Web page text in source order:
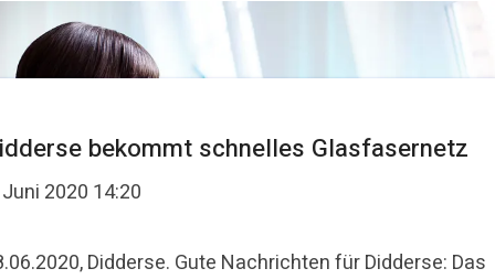
bekommt schnelles Glasfasernetz
2020 14:20
Didderse. Gute Nachrichten für Didderse: Das